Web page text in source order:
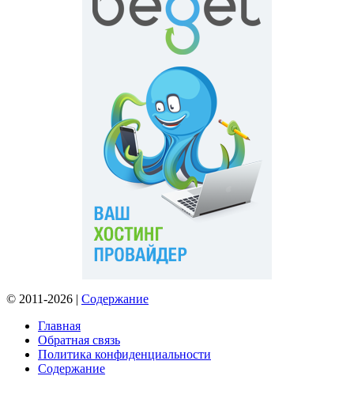
© 2011-2026 | Содержание
Главная
Обратная связь
Политика конфиденциальности
Содержание